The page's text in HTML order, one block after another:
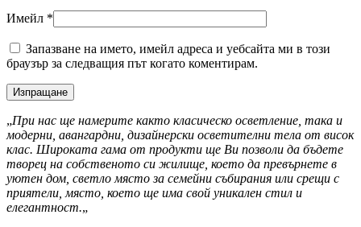
Имейл *
Запазване на името, имейл адреса и уебсайта ми в този
браузър за следващия път когато коментирам.
„При нас ще намерите както класическо осветление, така и
модерни, авангардни, дизайнерски осветителни тела от висок
клас. Широката гама от продукти ще Ви позволи да бъдете
творец на собственото си жилище, което да превърнете в
уютен дом, светло място за семейни събирания или срещи с
приятели, място, което ще има свой уникален стил и
елегантност.„